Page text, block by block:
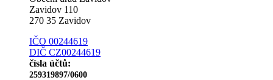
Zavidov 110
270 35 Zavidov
IČO 00244619
DIČ CZ00244619
čísla účtů:
259319897/0600